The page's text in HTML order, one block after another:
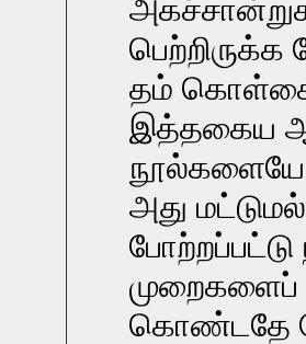
தம்
இத்தகைய
அது
போற்றப்பட்டு
முறைகளைப்
கொண்டதே